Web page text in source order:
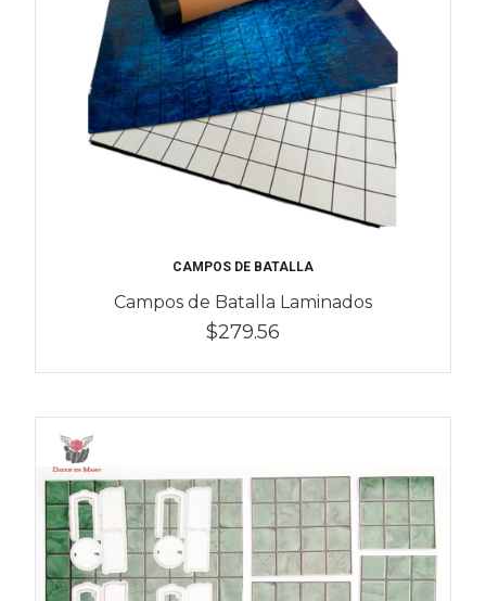
CAMPOS DE BATALLA
Campos de Batalla Laminados
$279.56